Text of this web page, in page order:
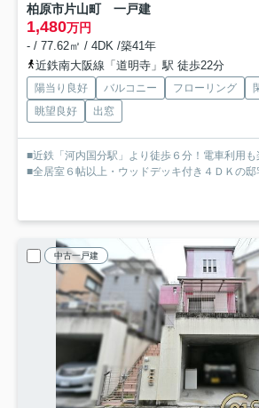
柏原市片山町 一戸建
1,480万円
- / 77.62㎡ / 4DK /築41年
近鉄南大阪線「道明寺」駅 徒歩22分
陽当り良好 バルコニー フローリング
眺望良好
出窓
■近鉄「河内国分駅」より徒歩６分！電車利用も
■全居室６帖以上・ウッドデッキ付き４ＤＫの邸
中古一戸建